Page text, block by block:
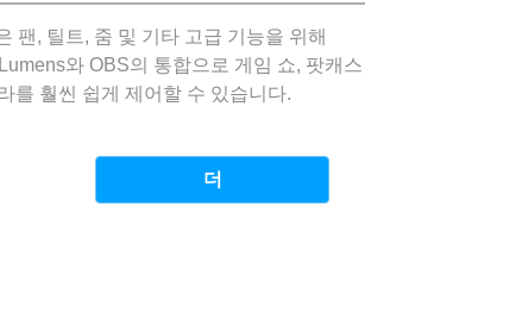
팬, 틸트, 줌 및 기타 고급 기능을 위해
와 OBS의 통합으로 게임 쇼, 팟캐스
를 훨씬 쉽게 제어할 수 있습니다.
더